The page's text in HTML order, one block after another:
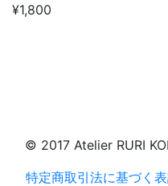
¥1,800
© 2017 Atelier RURI
特定商取引法に基づく